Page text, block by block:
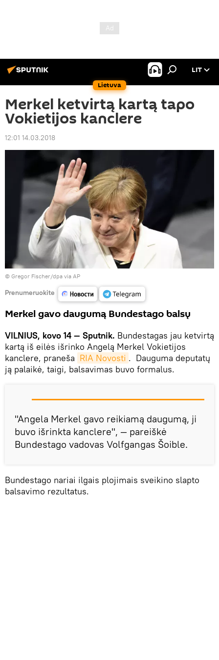
Lietuva
LIT
Merkel ketvirtą kartą tapo
Vokietijos kanclere
12:01 14.03.2018
© Gregor Fischer/dpa via AP
Prenumeruokite
Merkel gavo daugumą Bundestago balsų
VILNIUS, kovo 14 — Sputnik. Bundestagas jau ketvirtą
kartą iš eilės išrinko Angelą Merkel Vokietijos
kanclere, praneša RIA Novosti . Dauguma deputatų
ją palaikė, taigi, balsavimas buvo formalus.
"Angela Merkel gavo reikiamą daugumą, ji
buvo išrinkta kanclere", — pareiškė
Bundestago vadovas Volfgangas Šoible.
Bundestago nariai ilgais plojimais sveikino slapto
balsavimo rezultatus.